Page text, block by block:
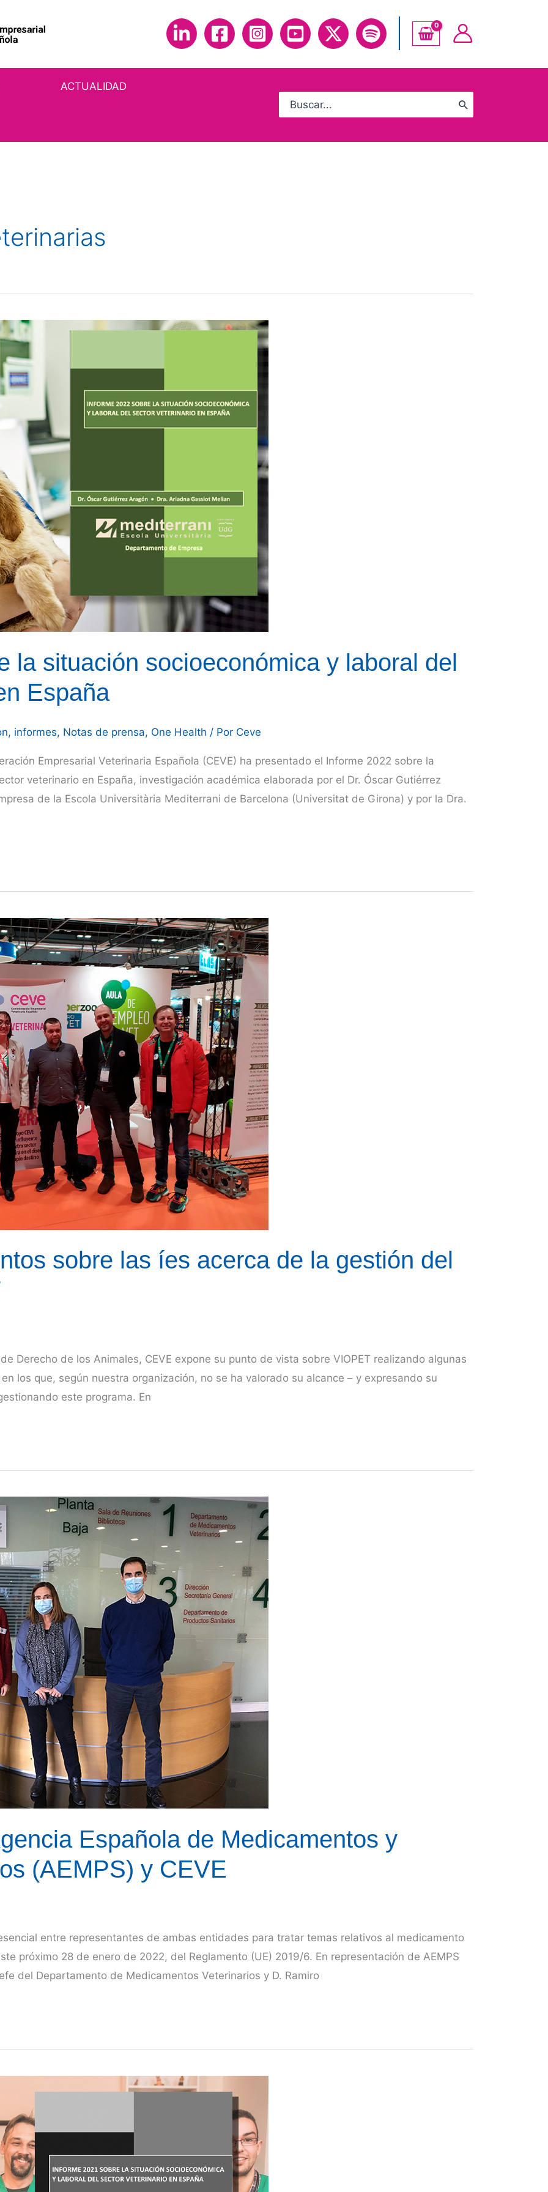
ACTUALIDAD
Search
for:
la situación socioeconómica y laboral del
España
, informes, Notas de prensa, One Health / Por Ceve
Empresarial Veterinaria Española (CEVE) ha presentado el Informe 2022 sobre la
veterinario en España, investigación académica elaborada por el Dr. Óscar Gutiérrez
de la Escola Universitària Mediterrani de Barcelona (Universitat de Girona) y por la Dra.
sobre las íes acerca de la gestión del
Derecho de los Animales, CEVE expone su punto de vista sobre VIOPET realizando algunas
los que, según nuestra organización, no se ha valorado su alcance – y expresando su
este programa. En
Española de Medicamentos y
(AEMPS) y CEVE
entre representantes de ambas entidades para tratar temas relativos al medicamento
próximo 28 de enero de 2022, del Reglamento (UE) 2019/6. En representación de AEMPS
del Departamento de Medicamentos Veterinarios y D. Ramiro